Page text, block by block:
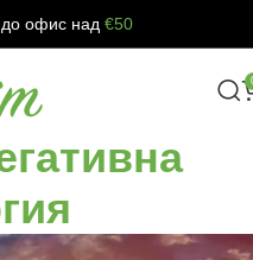
до офис над €50